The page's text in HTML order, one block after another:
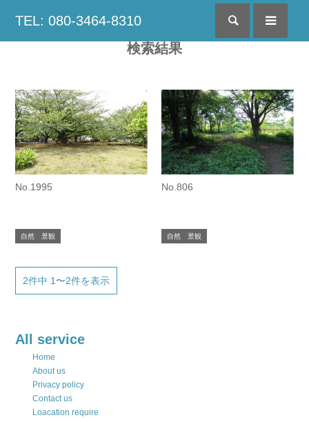
TEL: 080-3464-8310 検索
検索結果
No.1995
自然 景観
No.806
自然 景観
2件中 1〜2件を表示
All service
Home
About us
Privacy policy
Contact us
Loacation require